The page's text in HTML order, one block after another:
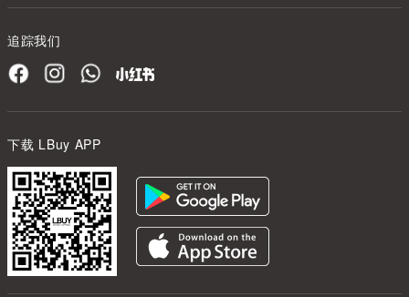
追踪我们
下载 LBuy APP